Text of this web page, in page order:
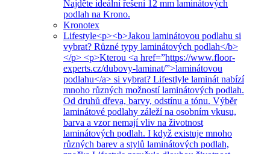
Najděte ideální řešení 12 mm laminátových
podlah na Krono.
Kronotex
Lifestyle<p><b>Jakou laminátovou podlahu si
vybrat? Různé typy laminátových podlah</b>
</p> <p>Kterou <a href=”https://www.floor-
experts.cz/dubovy-laminat/”>laminátovou
podlahu</a> si vybrat? Lifestlyle laminát nabízí
mnoho různých možností laminátových podlah.
Od druhů dřeva, barvy, odstínu a tónu. Výběr
laminátové podlahy záleží na osobním vkusu,
barva a vzor nemají vliv na životnost
laminátových podlah. I když existuje mnoho
různých barev a stylů laminátových podlah,